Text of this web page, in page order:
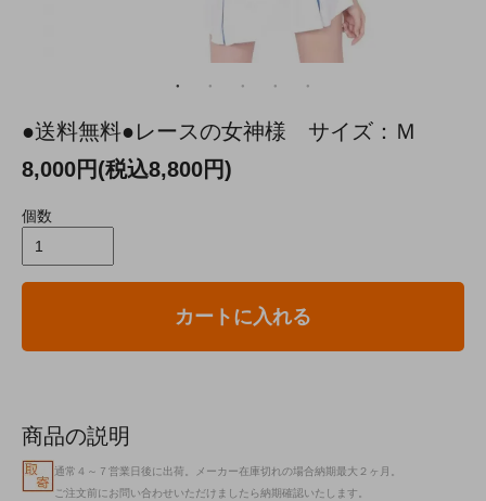
●送料無料●レースの女神様 サイズ：Ｍ
8,000円(税込8,800円)
個数
カートに入れる
商品の説明
通常４～７営業日後に出荷。メーカー在庫切れの場合納期最大２ヶ月。
ご注文前にお問い合わせいただけましたら納期確認いたします。